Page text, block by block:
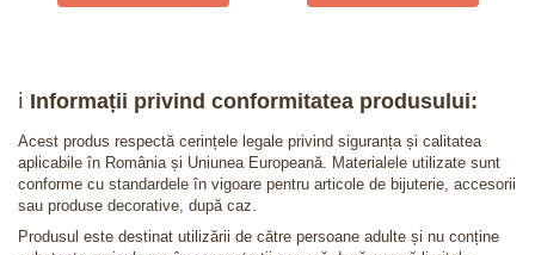
ℹ️ Informații privind conformitatea produsului:
Acest produs respectă cerințele legale privind siguranța și calitatea
aplicabile în România și Uniunea Europeană. Materialele utilizate sunt
conforme cu standardele în vigoare pentru articole de bijuterie, accesorii
sau produse decorative, după caz.
Produsul este destinat utilizării de către persoane adulte și nu conține